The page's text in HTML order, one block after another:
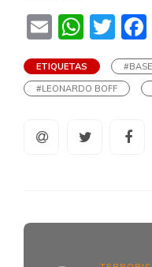
Email
ETIQUETAS
#LEONARDO BOFF